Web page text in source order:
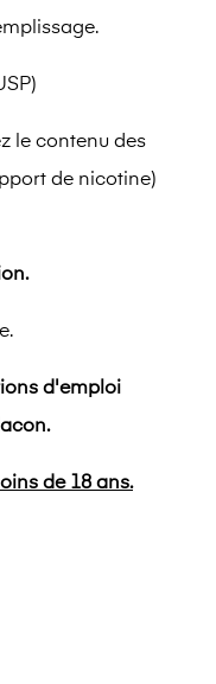
le contenu des
de nicotine)
d'emploi
de 18 ans.